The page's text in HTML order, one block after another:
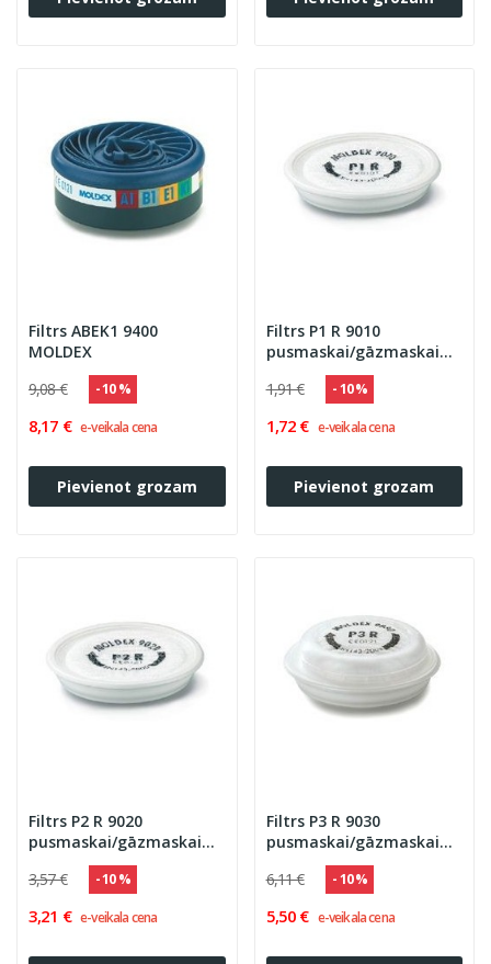
Filtrs ABEK1 9400
MOLDEX
9,08 €
- 10 %
8,17 € e-veikala cena
Pievienot grozam
Filtrs P1 R 9010
pusmaskai/gāzmaskai
MOLDEX
1,91 € - 10 %
1,72 € e-veikala cena
Pievienot grozam
Filtrs P2 R 9020
pusmaskai/gāzmaskai
MOLDEX
3,57 € - 10 %
3,21 € e-veikala cena
Filtrs P3 R 9030
pusmaskai/gāzmaskai
MOLDEX
6,11 € - 10 %
5,50 € e-veikala cena